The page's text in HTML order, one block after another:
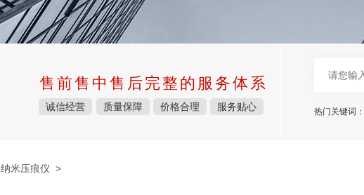
售前售中售后完整的服务体系
诚信经营 质量保障 价格合理 服务贴心 热门关键词：
纳米压痕仪 >